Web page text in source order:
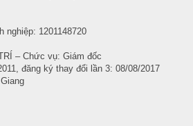
nghiệp: 1201148720
– Chức vụ: Giám đốc
đăng ký thay đổi lần 3: 08/08/2017